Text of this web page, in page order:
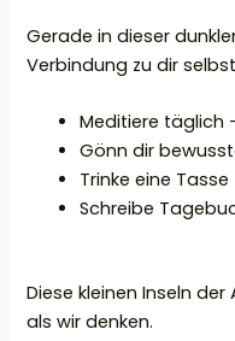
Gerade in dieser
Verbindung zu dir
Meditiere täglich
Gönn dir
Trinke eine
Schreibe
Diese kleinen Inseln
als wir denken.